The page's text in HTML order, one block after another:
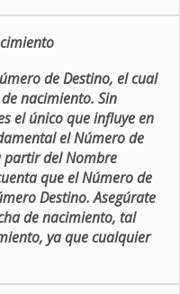
de Destino, el cual
nacimiento. Sin
el único que influye en
el Número de
partir del Nombre
que el Número de
Destino. Asegúrate
de nacimiento, tal
ya que cualquier